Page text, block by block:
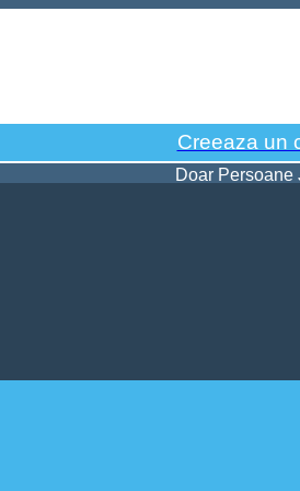
Creeaza un
Doar Persoane